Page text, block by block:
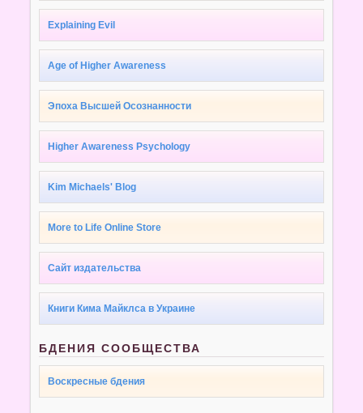
Explaining Evil
Age of Higher Awareness
Эпоха Высшей Осознанности
Higher Awareness Psychology
Kim Michaels' Blog
More to Life Online Store
Сайт издательства
Книги Кима Майклса в Украине
БДЕНИЯ СООБЩЕСТВА
Воскресные бдения